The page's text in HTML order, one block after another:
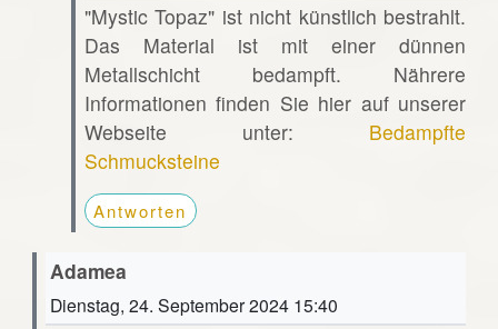
"Mystic Topaz" ist nicht künstlich bestrahlt.
Das Material ist mit einer dünnen
Metallschicht bedampft. Nährere
Informationen finden Sie hier auf unserer
Webseite unter: Bedampfte
Schmucksteine
Antworten
Adamea
Dienstag, 24. September 2024 15:40